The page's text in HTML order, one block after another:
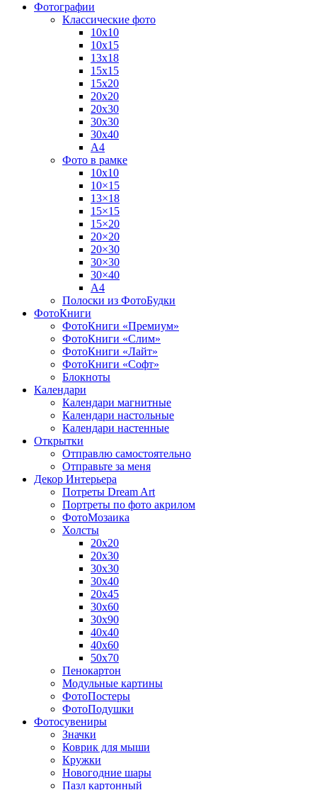
Фотографии
Классические фото
10х10
10х15
13х18
15х15
15х20
20х20
20х30
30х30
30х40
А4
Фото в рамке
10х10
10×15
13×18
15×15
15×20
20×20
20×30
30×30
30×40
A4
Полоски из ФотоБудки
ФотоКниги
ФотоКниги «Премиум»
ФотоКниги «Слим»
ФотоКниги «Лайт»
ФотоКниги «Софт»
Блокноты
Календари
Календари магнитные
Календари настольные
Календари настенные
Открытки
Отправлю самостоятельно
Отправьте за меня
Декор Интерьера
Потреты Dream Art
Портреты по фото акрилом
ФотоМозаика
Холсты
20х20
20х30
30х30
30х40
20х45
30х60
30х90
40х40
40х60
50х70
Пенокартон
Модульные картины
ФотоПостеры
ФотоПодушки
Фотоcувениры
Значки
Коврик для мыши
Кружки
Новогодние шары
Пазл картонный